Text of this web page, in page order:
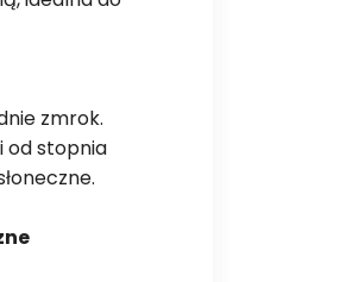
zmrok.
od stopnia